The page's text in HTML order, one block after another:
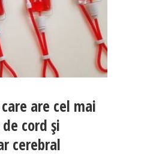
are cel mai
cord și
cerebral